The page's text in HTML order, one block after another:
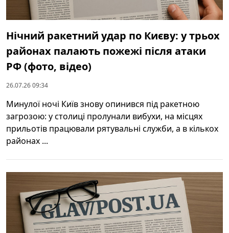
Нічний ракетний удар по Києву: у трьох
районах палають пожежі після атаки
РФ (фото, відео)
26.07.26 09:34
Минулої ночі Київ знову опинився під ракетною
загрозою: у столиці пролунали вибухи, на місцях
прильотів працювали рятувальні служби, а в кількох
районах ...